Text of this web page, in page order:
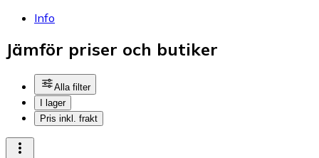
Info
Jämför priser och butiker
Alla filter
I lager
Pris inkl. frakt